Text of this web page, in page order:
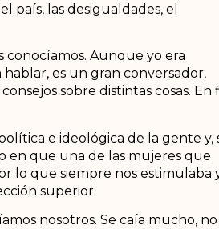
país, las desigualdades, el
Aunque yo era
es un gran conversador,
sobre distintas cosas. En
e ideológica de la gente y,
en que una de las mujeres que
lo que siempre nos estimulaba
superior.
nosotros. Se caía mucho, no